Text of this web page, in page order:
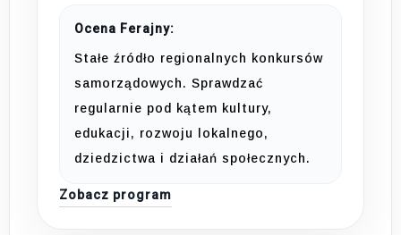
Ocena Ferajny:
Stałe źródło regionalnych konkursów
samorządowych. Sprawdzać
regularnie pod kątem kultury,
edukacji, rozwoju lokalnego,
dziedzictwa i działań społecznych.
Zobacz program